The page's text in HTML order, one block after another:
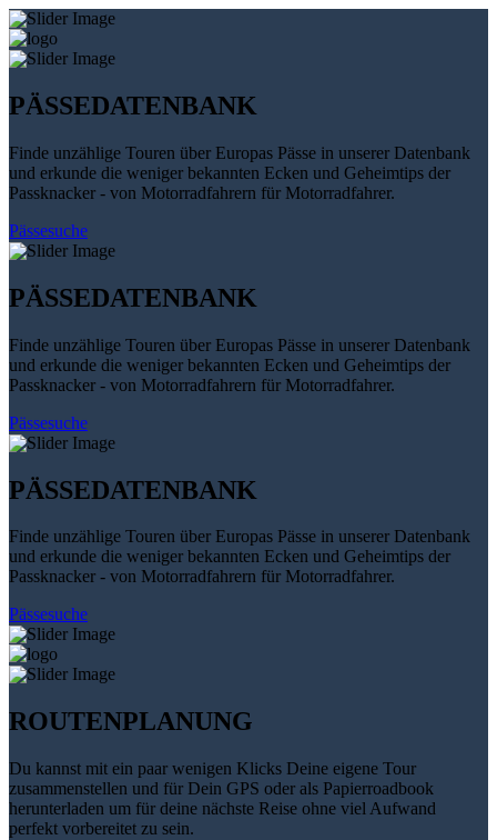
PÄSSEDATENBANK
Finde unzählige Touren über Europas Pässe in unserer Datenbank
und erkunde die weniger bekannten Ecken und Geheimtips der
Passknacker - von Motorradfahrern für Motorradfahrer.
Pässesuche
PÄSSEDATENBANK
Finde unzählige Touren über Europas Pässe in unserer Datenbank
und erkunde die weniger bekannten Ecken und Geheimtips der
Passknacker - von Motorradfahrern für Motorradfahrer.
Pässesuche
PÄSSEDATENBANK
Finde unzählige Touren über Europas Pässe in unserer Datenbank
und erkunde die weniger bekannten Ecken und Geheimtips der
Passknacker - von Motorradfahrern für Motorradfahrer.
Pässesuche
ROUTENPLANUNG
Du kannst mit ein paar wenigen Klicks Deine eigene Tour
zusammenstellen und für Dein GPS oder als Papierroadbook
herunterladen um für deine nächste Reise ohne viel Aufwand
perfekt vorbereitet zu sein.